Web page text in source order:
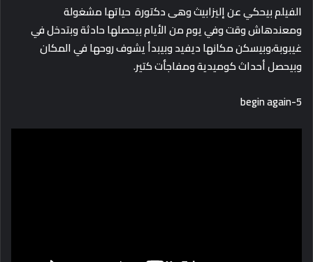
الفيلم بيحكي عن إليزابيث وهى دكتورة حياتها مشغولة
ومعندهاش وقت وفي يوم من الأيام بيحصلها حادثة وبتدخل في
غيبوبة،وبيسكن مكانها ديفيد وبيبدأ يشوف روحها في المكان
وبيحصل أحداث كوميدية ومفاجأت كتير.
5-begin again